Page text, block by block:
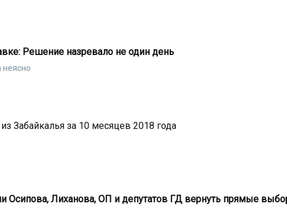
Решение назревало не один день
неясно
Забайкалья за 10 месяцев 2018 года
Осипова, Лиханова, ОП и депутатов ГД вернуть прямые